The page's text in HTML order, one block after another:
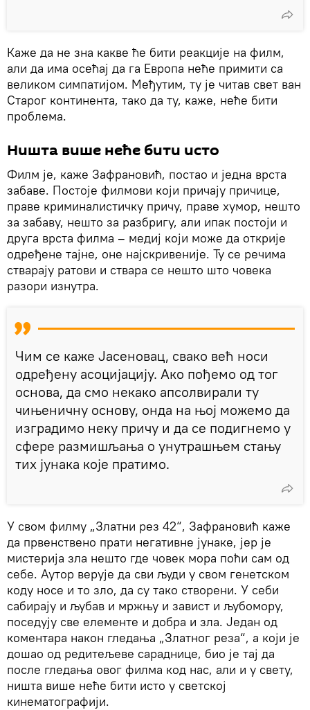
Каже да не зна какве ће бити реакције на филм,
али да има осећај да га Европа неће примити са
великом симпатијом. Међутим, ту је читав свет ван
Старог континента, тако да ту, каже, неће бити
проблема.
Ништа више неће бити исто
Филм је, каже Зафрановић, постао и једна врста
забаве. Постоје филмови који причају причице,
праве криминалистичку причу, праве хумор, нешто
за забаву, нешто за разбригу, али ипак постоји и
друга врста филма – медиј који може да открије
одређене тајне, оне најскривеније. Ту се речима
стварају ратови и ствара се нешто што човека
разори изнутра.
Чим се каже Јасеновац, свако већ носи
одређену асоцијацију. Ако пођемо од тог
основа, да смо некако апсолвирали ту
чињеничну основу, онда на њој можемо да
изградимо неку причу и да се подигнемо у
сфере размишљања о унутрашњем стању
тих јунака које пратимо.
У свом филму „Златни рез 42“, Зафрановић каже
да првенствено прати негативне јунаке, јер је
мистерија зла нешто где човек мора поћи сам од
себе. Аутор верује да сви људи у свом генетском
коду носе и то зло, да су тако створени. У себи
сабирају и љубав и мржњу и завист и љубомору,
поседују све елементе и добра и зла. Један од
коментара након гледања „Златног реза“, а који је
дошао од редитељеве сараднице, био је тај да
после гледања овог филма код нас, али и у свету,
ништа више неће бити исто у светској
кинематографији.